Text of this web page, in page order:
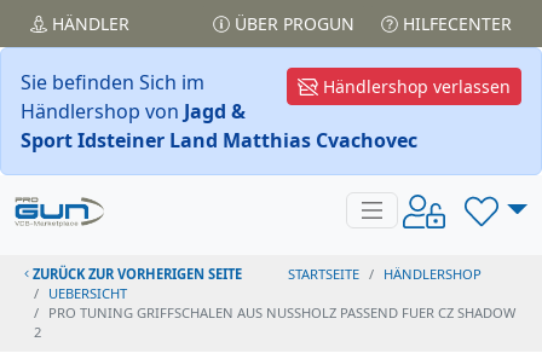
HÄNDLER ÜBER PROGUN HILFECENTER
Händlershop verlassen
Sie befinden Sich im
Händlershop von Jagd &
Sport Idsteiner Land Matthias Cvachovec
ZURÜCK ZUR VORHERIGEN SEITE STARTSEITE
HÄNDLERSHOP
UEBERSICHT
PRO TUNING GRIFFSCHALEN AUS NUSSHOLZ PASSEND FUER CZ SHADOW
2